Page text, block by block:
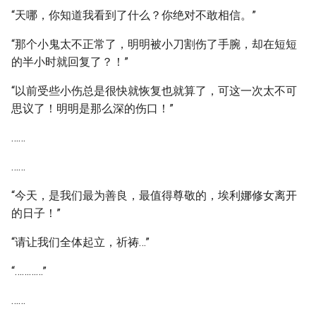
“天哪，你知道我看到了什么？你绝对不敢相信。”
“那个小鬼太不正常了，明明被小刀割伤了手腕，却在短短
的半小时就回复了？！”
“以前受些小伤总是很快就恢复也就算了，可这一次太不可
思议了！明明是那么深的伤口！”
……
……
“今天，是我们最为善良，最值得尊敬的，埃利娜修女离开
的日子！”
“请让我们全体起立，祈祷…”
“…………”
……